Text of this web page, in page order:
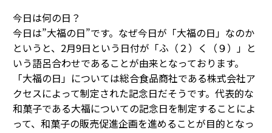
今日は何の日？
今日は”大福の日”です。なぜ今日が「大福の日」なのか
というと、2月9日という日付が「ふ（２）く（９）」と
いう語呂合わせであることが由来となっております。
「大福の日」については総合食品商社である株式会社ア
クセスによって制定された記念日だそうです。代表的な
和菓子である大福についての記念日を制定することによ
って、和菓子の販売促進企画を進めることが目的となっ